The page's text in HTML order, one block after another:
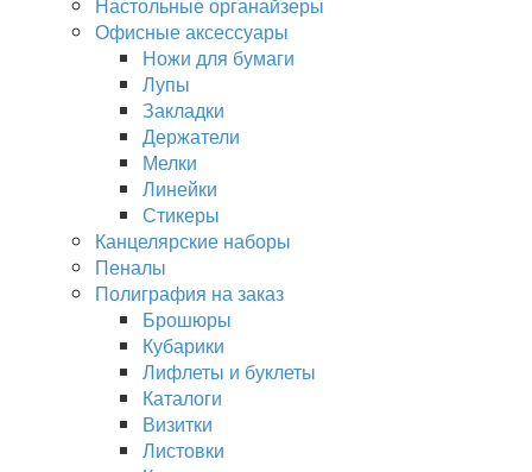
Офисные аксессуары
Ножи для бумаги
Лупы
Закладки
Держатели
Мелки
Линейки
Стикеры
Канцелярские наборы
Пеналы
Полиграфия на заказ
Брошюры
Кубарики
Лифлеты и буклеты
Каталоги
Визитки
Листовки